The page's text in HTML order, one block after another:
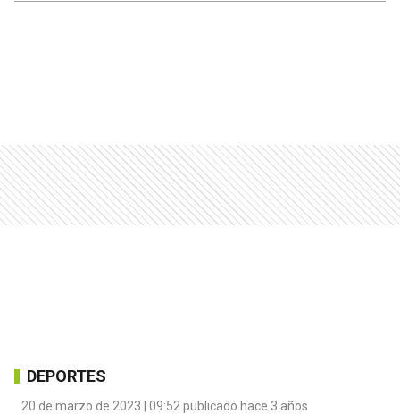
DEPORTES
20 de marzo de 2023 | 09:52 publicado hace 3 años